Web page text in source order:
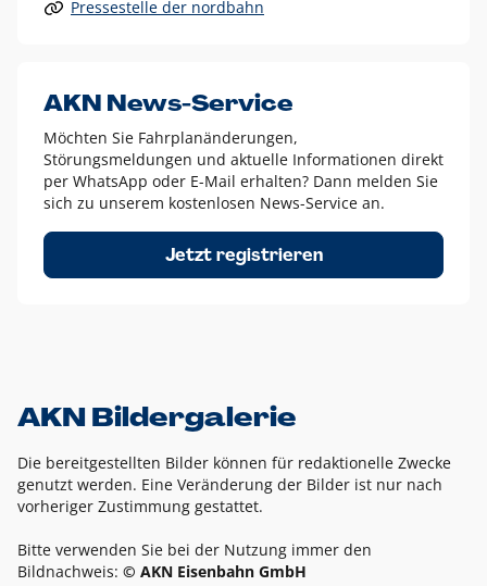
Alle anderen Logo-Varianten dürfen nur in Ausnahmefällen
Diese Ausnahmen sind zum Beispiel:
dem AKN Blau,
weißes Logo auf Fotohintergründen,
schwarzes Logo für reine Schwarz-Weiß-Umsetzungen
Um das Logo herum muss ein Schutzraum von jeweils einer
Höhe bzw. Breite des N aus AKN in alle Richtungen
Pressestelle der nordbahn
AKN News-Service
Möchten Sie Fahrplanänderungen,
Störungsmeldungen und aktuelle Informationen direkt
per WhatsApp oder E-Mail erhalten? Dann melden Sie
sich zu unserem kostenlosen News-Service an.
Jetzt registrieren
AKN Bildergalerie
Die bereitgestellten Bilder können für redaktionelle Zwecke
genutzt werden. Eine Veränderung der Bilder ist nur nach
vorheriger Zustimmung gestattet.
Bitte verwenden Sie bei der Nutzung immer den
Bildnachweis: © AKN Eisenbahn GmbH